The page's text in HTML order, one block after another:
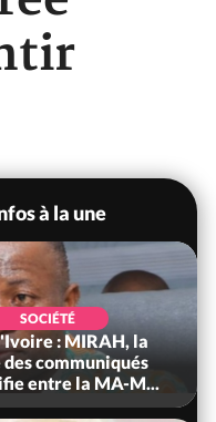
à la une
SOCIÉTÉ
: MIRAH, la
communiqués
entre la MA-M...